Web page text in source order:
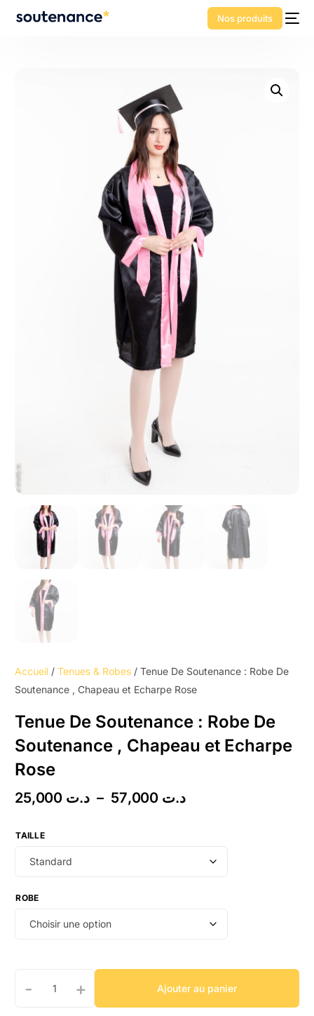
Nos produits
Accueil /Tenues & Robes / Tenue De Soutenance : Robe De
Soutenance , Chapeau et Echarpe Rose
Tenue De Soutenance : Robe De
Soutenance , Chapeau et Echarpe
Rose
د.ت – د.ت
TAILLE
ROBE
+
- Ajouter au panier